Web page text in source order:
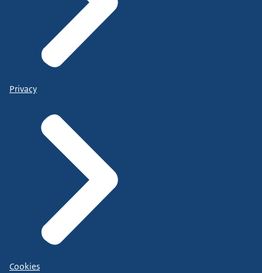
Privacy
Cookies